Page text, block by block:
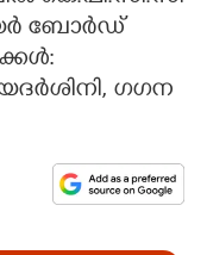
ബോർഡ്
ർശിനി, ഗഗന